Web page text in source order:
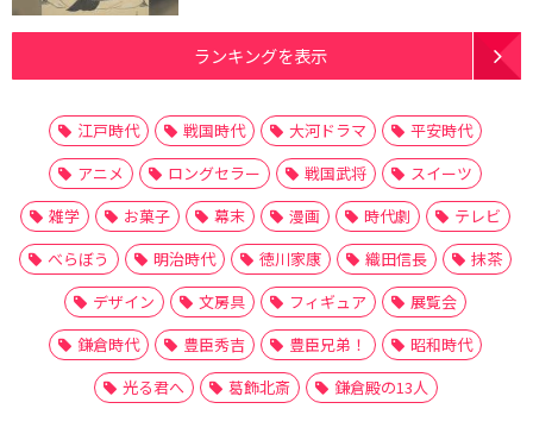
ランキングを表示
江戸時代 戦国時代 大河ドラマ
平安時代
アニメ
ロングセラー 戦国武将
スイーツ
雑学
お菓子 幕末 漫画 時代劇
テレビ
べらぼう
明治時代 徳川家康 織田信長
抹茶
デザイン
文房具 フィギュア
展覧会
鎌倉時代
豊臣秀吉 豊臣兄弟！
昭和時代
光る君へ
葛飾北斎 鎌倉殿の13人